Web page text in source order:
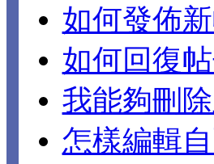
如何發佈
如何回復
我能夠刪
怎樣編輯